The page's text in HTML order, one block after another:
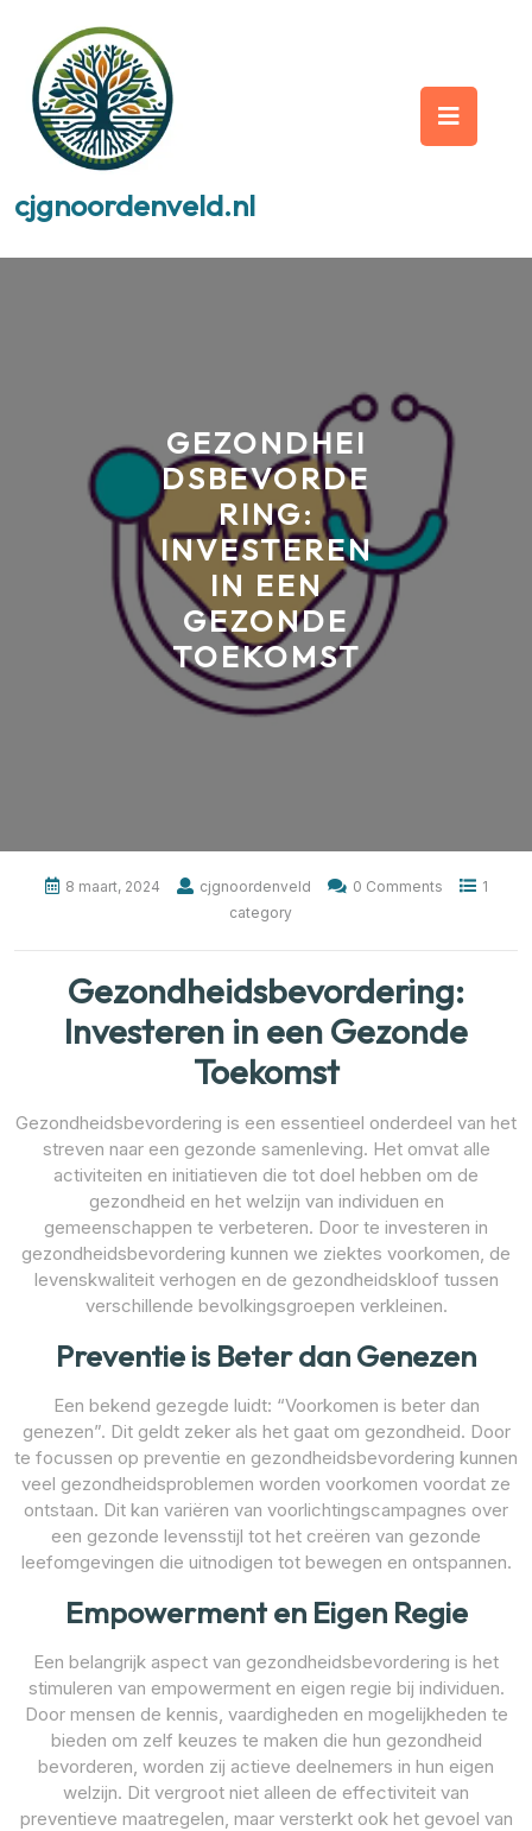
content
cjgnoordenveld.nl
GEZONDHEI
DSBEVORDE
RING:
INVESTEREN
IN EEN
GEZONDE
TOEKOMST
8 maart, 2024 cjgnoordenveld 0 Comments
1
category
Gezondheidsbevordering:
Investeren in een Gezonde
Toekomst
Gezondheidsbevordering is een essentieel onderdeel van het
streven naar een gezonde samenleving. Het omvat alle
activiteiten en initiatieven die tot doel hebben om de
gezondheid en het welzijn van individuen en
gemeenschappen te verbeteren. Door te investeren in
gezondheidsbevordering kunnen we ziektes voorkomen, de
levenskwaliteit verhogen en de gezondheidskloof tussen
verschillende bevolkingsgroepen verkleinen.
Preventie is Beter dan Genezen
Een bekend gezegde luidt: “Voorkomen is beter dan
genezen”. Dit geldt zeker als het gaat om gezondheid. Door
te focussen op preventie en gezondheidsbevordering kunnen
veel gezondheidsproblemen worden voorkomen voordat ze
ontstaan. Dit kan variëren van voorlichtingscampagnes over
een gezonde levensstijl tot het creëren van gezonde
leefomgevingen die uitnodigen tot bewegen en ontspannen.
Empowerment en Eigen Regie
Een belangrijk aspect van gezondheidsbevordering is het
stimuleren van empowerment en eigen regie bij individuen.
Door mensen de kennis, vaardigheden en mogelijkheden te
bieden om zelf keuzes te maken die hun gezondheid
bevorderen, worden zij actieve deelnemers in hun eigen
welzijn. Dit vergroot niet alleen de effectiviteit van
preventieve maatregelen, maar versterkt ook het gevoel van